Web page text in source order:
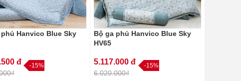
Hanvico Blue Sky
đ -15%
Bộ ga phủ Hanvico Blue Sky
HV65
5.117.000 đ
6.020.000₫
-15%